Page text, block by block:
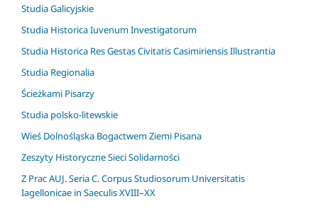
Studia Galicyjskie
Studia Historica Iuvenum Investigatorum
Studia Historica Res Gestas Civitatis Casimiriensis Illustrantia
Studia Regionalia
Ścieżkami Pisarzy
Studia polsko-litewskie
Wieś Dolnośląska Bogactwem Ziemi Pisana
Zeszyty Historyczne Sieci Solidarności
Z Prac AUJ. Seria C. Corpus Studiosorum Universitatis
Iagellonicae in Saeculis XVIII–XX